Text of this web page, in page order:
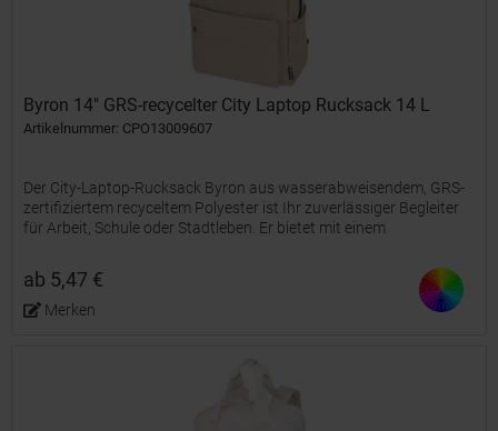
Byron 14" GRS-recycelter City Laptop Rucksack 14 L
Artikelnummer: CPO13009607
Der City-Laptop-Rucksack Byron aus wasserabweisendem, GRS-
zertifiziertem recyceltem Polyester ist Ihr zuverlässiger Begleiter
für Arbeit, Schule oder Stadtleben. Er bietet mit einem
ab 5,47 €
Merken